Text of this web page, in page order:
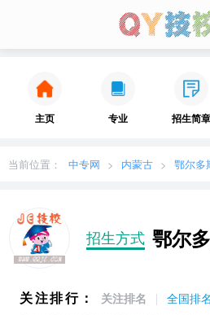
主页 专业 招生简章
当前位置： 中专网 内蒙古 鄂尔多
招生方式 鄂尔
关注排行： 关注排名 全国排